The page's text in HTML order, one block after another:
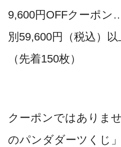
9,600円OFFクーポン
別59,600円（税込）
（先着150枚）
クーポンではありま
のパンダダーツくじ